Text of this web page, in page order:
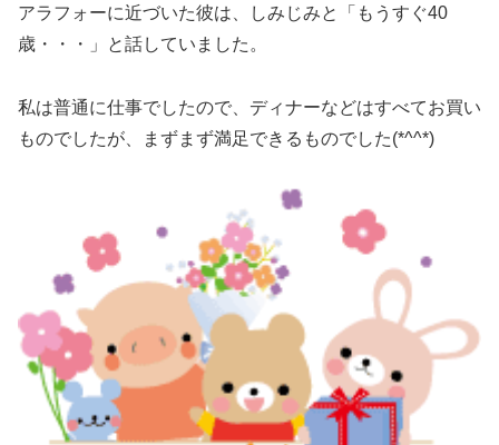
アラフォーに近づいた彼は、しみじみと「もうすぐ40
歳・・・」と話していました。
私は普通に仕事でしたので、ディナーなどはすべてお買い
ものでしたが、まずまず満足できるものでした(*^^*)